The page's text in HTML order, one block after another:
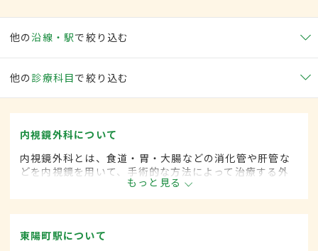
他の沿線・駅で絞り込む
他の 診療科目で絞り込む
内視鏡外科について
内視鏡外科とは、食道・胃・大腸などの消化管や肝管な
どを内視鏡を用いて、手術的な方法によって治療する外
科の一領域です。胃がん、大腸がん、肺がん、甲状腺が
ん、肝臓がんなどさまざまな領域に広がってきていま
す。
もっと見る
東陽町駅について